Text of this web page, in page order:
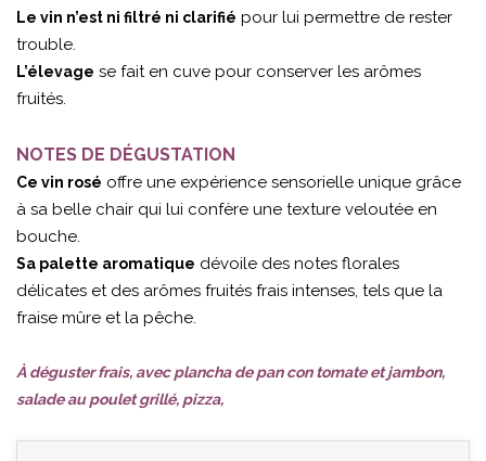
Le vin n’est ni filtré ni clarifié pour lui permettre de rester
trouble.
L’élevage se fait en cuve pour conserver les arômes
fruités.
NOTES DE DÉGUSTATION
Ce vin rosé offre une expérience sensorielle unique grâce
à sa belle chair qui lui confère une texture veloutée en
bouche.
Sa palette aromatique dévoile des notes florales
délicates et des arômes fruités frais intenses, tels que la
fraise mûre et la pêche.
À déguster frais, avec plancha de pan con tomate et jambon,
salade au poulet grillé, pizza,